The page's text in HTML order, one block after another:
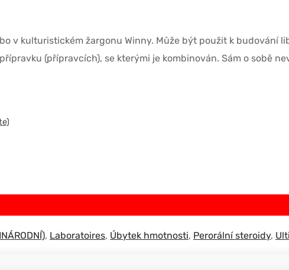
v kulturistickém žargonu Winny. Může být použit k budování
(přípravcích), se kterými je kombinován. Sám o sobě
, Laboratoires, Úbytek hmotnosti, Perorální steroidy,